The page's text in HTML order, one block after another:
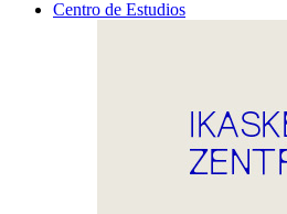
Centro de Estudios